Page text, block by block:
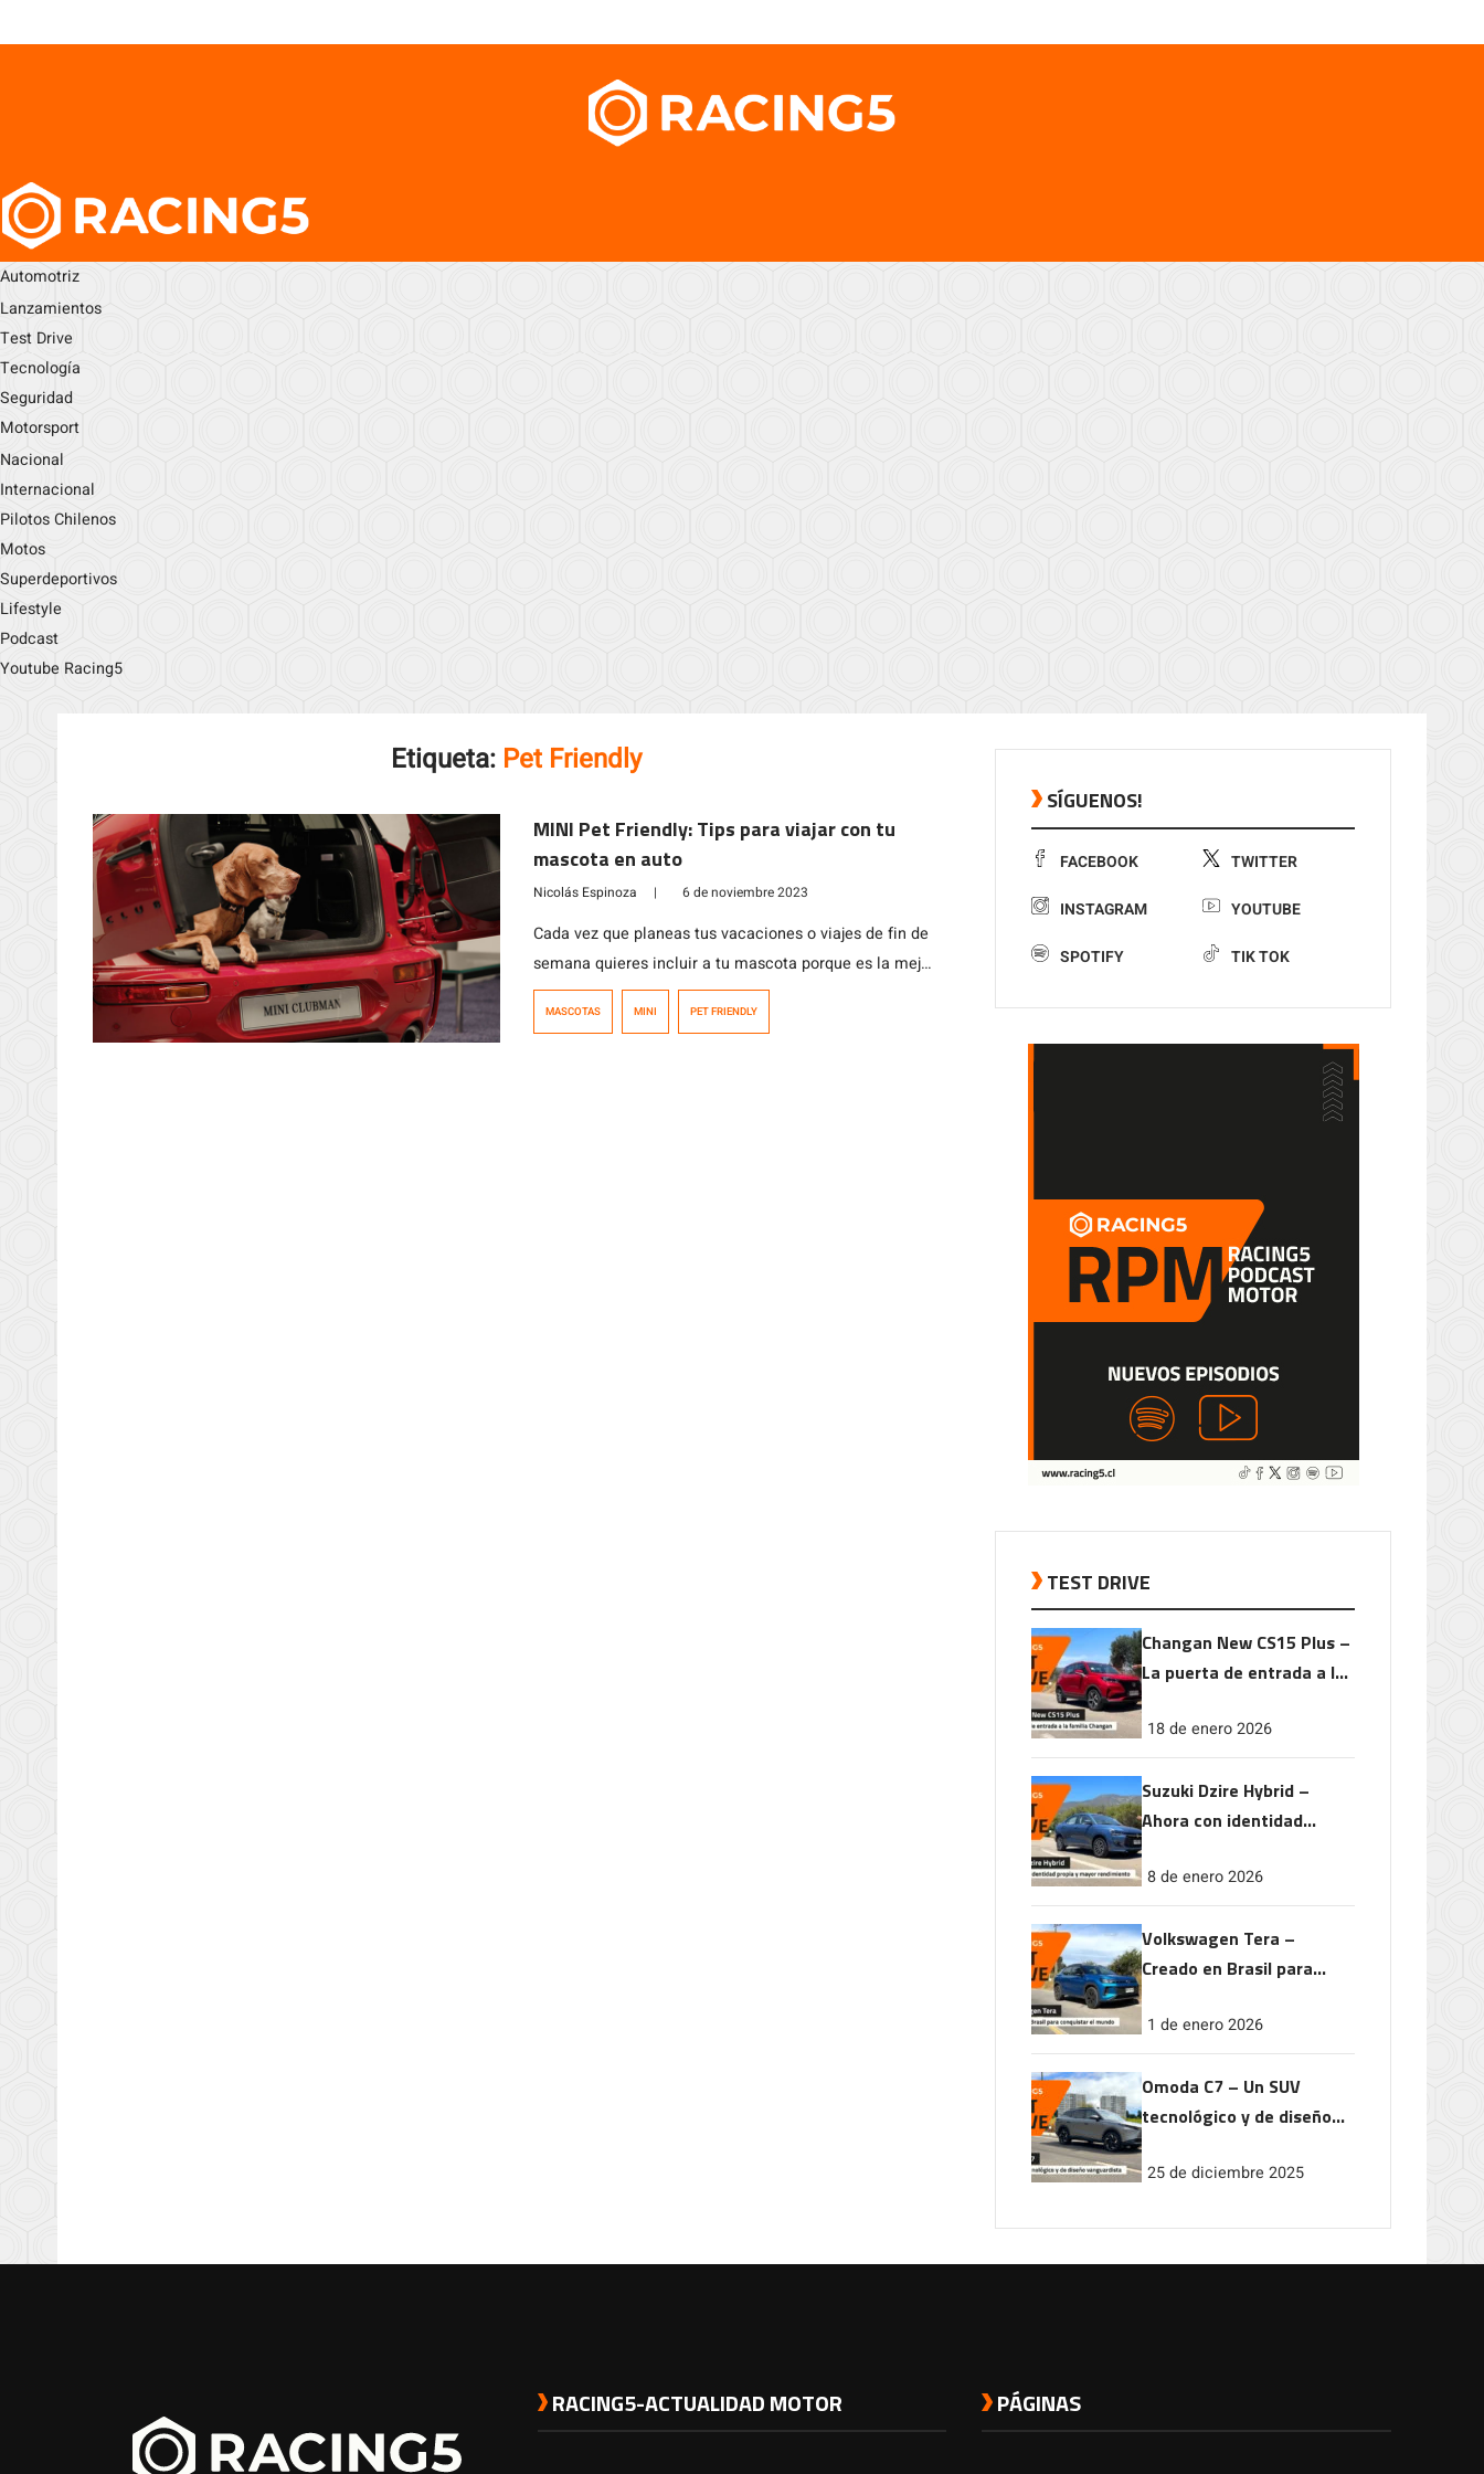
Automotriz
Lanzamientos
Test Drive
Tecnología
Seguridad
Motorsport
Nacional
Internacional
Pilotos Chilenos
Motos
Superdeportivos
Lifestyle
Podcast
Youtube Racing5
Etiqueta: Pet Friendly
MINI Pet Friendly: Tips para viajar con tu
mascota en auto
Nicolás Espinoza | 6 de noviembre 2023
Cada vez que planeas tus vacaciones o viajes de fin de
semana quieres incluir a tu mascota porque es la mejor
compañía. Afortunadamente ahora, la tendencia pet
MASCOTAS MINI PET FRIENDLY
SÍGUENOS!
FACEBOOK TWITTER
INSTAGRAM YOUTUBE
SPOTIFY TIK TOK
TEST DRIVE
Changan New CS15 Plus –
La puerta de entrada a la
18 de enero 2026
Suzuki Dzire Hybrid –
Ahora con identidad
rendimiento
8 de enero 2026
Volkswagen Tera –
Creado en Brasil para
1 de enero 2026
Omoda C7 – Un SUV
tecnológico y de diseño
25 de diciembre 2025
RACING5-ACTUALIDAD MOTOR PÁGINAS